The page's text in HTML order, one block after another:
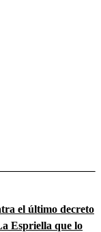
el último decreto
Espriella que lo